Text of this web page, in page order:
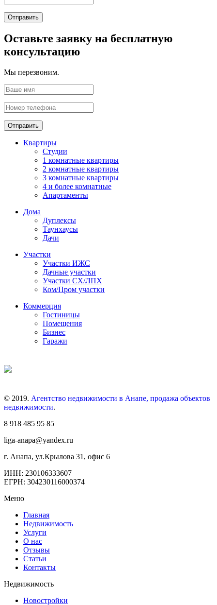
Отправить
Оставьте заявку на бесплатную
консультацию
Мы перезвоним.
Отправить
Квартиры
Студии
1 комнатные квартиры
2 комнатные квартиры
3 комнатные квартиры
4 и более комнатные
Апартаменты
Дома
Дуплексы
Таунхаусы
Дачи
Участки
Участки ИЖС
Дачные участки
Участки СХ/ЛПХ
Ком/Пром участки
Коммерция
Гостиницы
Помещения
Бизнес
Гаражи
© 2019. Агентство недвижимости в Анапе, продажа объектов
недвижимости.
8 918 485 95 85
liga-anapa@yandex.ru
г. Анапа, ул.Крылова 31, офис 6
ИНН: 230106333607
ЕГРН: 304230116000374
Меню
Главная
Недвижимость
Услуги
О нас
Отзывы
Статьи
Контакты
Недвижимость
Новостройки